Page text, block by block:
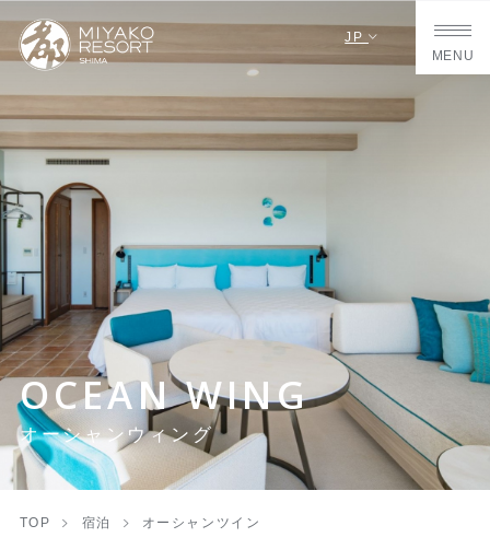
JP
MENU
OCEAN WING
オーシャンウィング
TOP 宿泊 オーシャンツイン